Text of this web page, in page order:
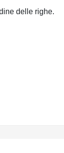
delle righe.